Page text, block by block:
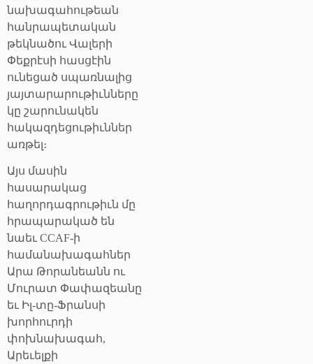
նախագահութեան
հանրապետական
թեկնածու Վալերի
Փեքրէսի հասցէին
ունեցած սպառնալից
յայտարարութիւնները
կը շարունակեն
հակազդեցութիւններ
առթել։
Այս մասին
հասարակաց
հաղորդագրութիւն մը
հրապարակած են
նաեւ CCAF-ի
համանախագահներ
Արա Թորանեանն ու
Մուրատ Փափազեանը
եւ Իլ-տը-Ֆրանսի
խորհուրդի
փոխնախագահ,
Արեւելքի